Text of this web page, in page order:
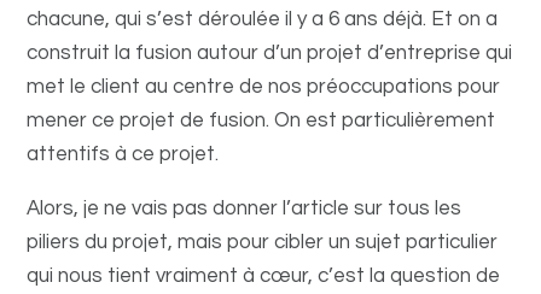
chacune, qui s’est déroulée il y a 6 ans déjà. Et on a
construit la fusion autour d’un projet d’entreprise qui
met le client au centre de nos préoccupations pour
mener ce projet de fusion. On est particulièrement
attentifs à ce projet.
Alors, je ne vais pas donner l’article sur tous les
piliers du projet, mais pour cibler un sujet particulier
qui nous tient vraiment à cœur, c’est la question de